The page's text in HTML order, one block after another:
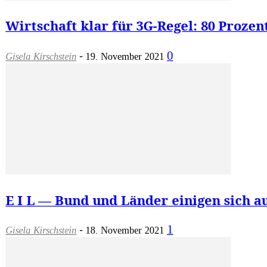
Wirtschaft klar für 3G-Regel: 80
Gisela Kirschstein - 19. November 2021 0
E I L — Bund und Länder einigen sich
Gisela Kirschstein - 18. November 2021 1